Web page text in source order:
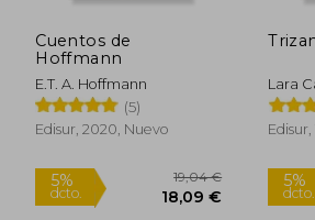
Cuentos de
Hoffmann
E.T. A. Hoffmann
(5)
Edisur, 2020, Nuevo
Lara